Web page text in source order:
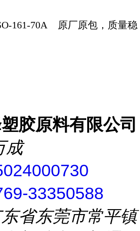
161-70A
原厂原包，质量稳
胶原料有限公司
成
33350588
省东莞市常平镇